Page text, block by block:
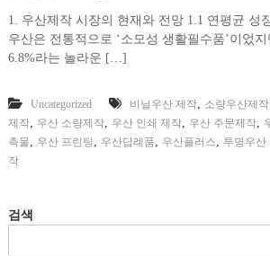
1. 우산제작 시장의 현재와 전망 1.1 연평균 성
우산은 전통적으로 ‘소모성 생활필수품’이었
6.8%라는 놀라운 […]
Uncategorized 비닐우산 제작, 소량우산제작
제작, 우산 소량제작, 우산 인쇄 제작, 우산 주문제작,
촉물, 우산 프린팅 , 우산답례품, 우산플러스, 투명우산
작
검색